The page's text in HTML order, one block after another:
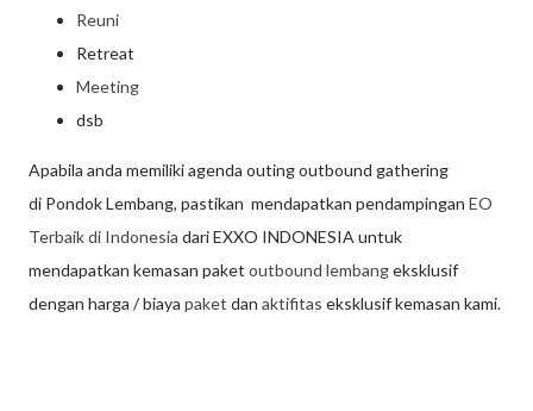
Reuni
Retreat
Meeting
dsb
Apabila anda memiliki agenda outing outbound gathering
di Pondok Lembang, pastikan mendapatkan pendampingan EO
Terbaik di Indonesia dari EXXO INDONESIA untuk
mendapatkan kemasan paket outbound lembangeksklusif
dengan harga / biaya paket dan aktifitas eksklusif kemasan kami.